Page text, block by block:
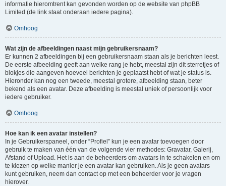
informatie hieromtrent kan gevonden worden op de website van phpBB
Limited (de link staat onderaan iedere pagina).
Omhoog
Wat zijn de afbeeldingen naast mijn gebruikersnaam?
Er kunnen 2 afbeeldingen bij een gebruikersnaam staan als je berichten leest.
De eerste afbeelding geeft aan welke rang je hebt, meestal zijn dit sterretjes of
blokjes die aangeven hoeveel berichten je geplaatst hebt of wat je status is.
Hieronder kan nog een tweede, meestal grotere, afbeelding staan, beter
bekend als een avatar. Deze afbeelding is meestal uniek of persoonlijk voor
iedere gebruiker.
Omhoog
Hoe kan ik een avatar instellen?
In je Gebruikerspaneel, onder “Profiel” kun je een avatar toevoegen door
gebruik te maken van één van de volgende vier methodes: Gravatar, Galerij,
Afstand of Upload. Het is aan de beheerders om avatars in te schakelen en om
te kiezen op welke manier je een avatar kan gebruiken. Als je geen avatars
kunt gebruiken, neem dan contact op met een beheerder voor je vragen
hierover.